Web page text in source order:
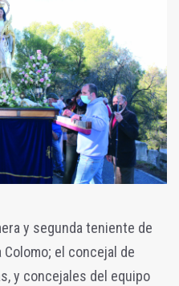
y segunda teniente de
el concejal de
y concejales del equipo